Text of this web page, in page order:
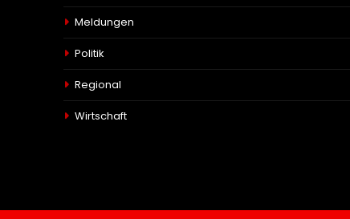
Meldungen
Politik
Regional
Wirtschaft